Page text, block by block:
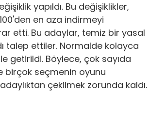
yapıldı. Bu değişiklikler,
en aza indirmeyi
etti. Bu adaylar, temiz bir yasal
talep ettiler. Normalde kolayca
getirildi. Böylece, çok sayıda
birçok seçmenin oyunu
çekilmek zorunda kaldı.